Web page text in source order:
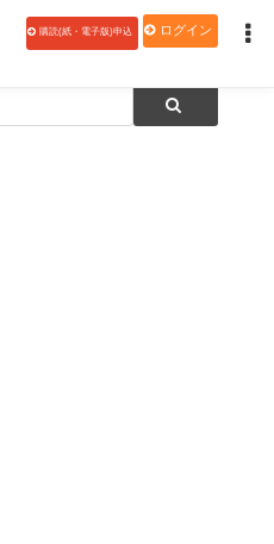
購読(紙・電子版)申込 ログイン